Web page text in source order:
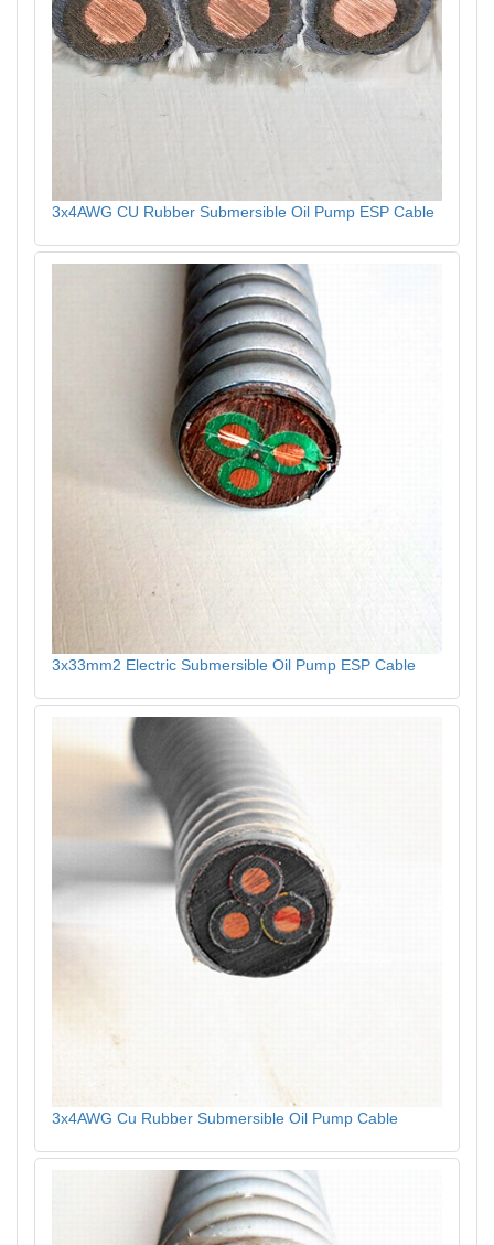
3x4AWG CU Rubber Submersible Oil Pump ESP Cable
3x33mm2 Electric Submersible Oil Pump ESP Cable
3x4AWG Cu Rubber Submersible Oil Pump Cable